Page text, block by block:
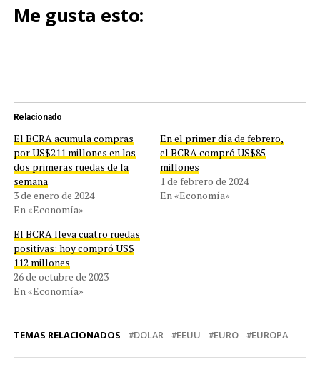
Me gusta esto:
Relacionado
El BCRA acumula compras
por US$211 millones en las
dos primeras ruedas de la
semana
3 de enero de 2024
En «Economía»
En el primer día de febrero,
el BCRA compró US$85
millones
1 de febrero de 2024
En «Economía»
El BCRA lleva cuatro ruedas
positivas: hoy compró US$
112 millones
26 de octubre de 2023
En «Economía»
TEMAS RELACIONADOS DOLAR EEUU EURO EUROPA